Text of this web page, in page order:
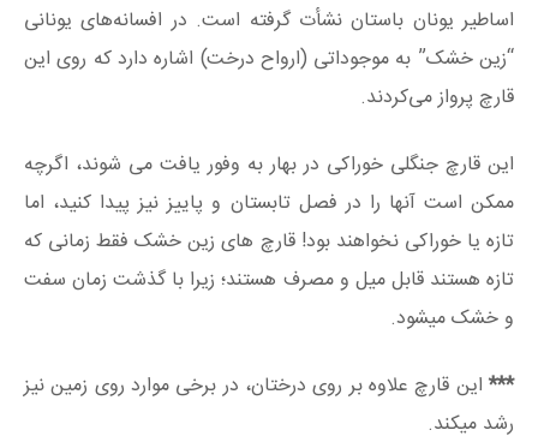
اساطیر یونان باستان نشأت گرفته است. در افسانه‌های یونانی
“زین خشک” به موجوداتی (ارواح درخت) اشاره دارد که روی این
قارچ پرواز می‌کردند.
این قارچ جنگلی خوراکی در بهار به وفور یافت می شوند، اگرچه
ممکن است آنها را در فصل تابستان و پاییز نیز پیدا کنید، اما
تازه یا خوراکی نخواهند بود! قارچ های زین خشک فقط زمانی که
تازه هستند قابل میل و مصرف هستند؛ زیرا با گذشت زمان سفت
و خشک میشود.
*** این قارچ علاوه بر روی درختان، در برخی موارد روی زمین نیز
رشد میکند.